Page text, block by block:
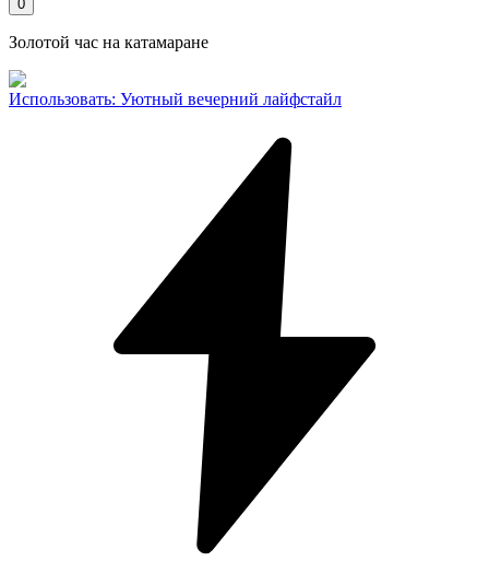
0
Золотой час на катамаране
Использовать: Уютный вечерний лайфстайл